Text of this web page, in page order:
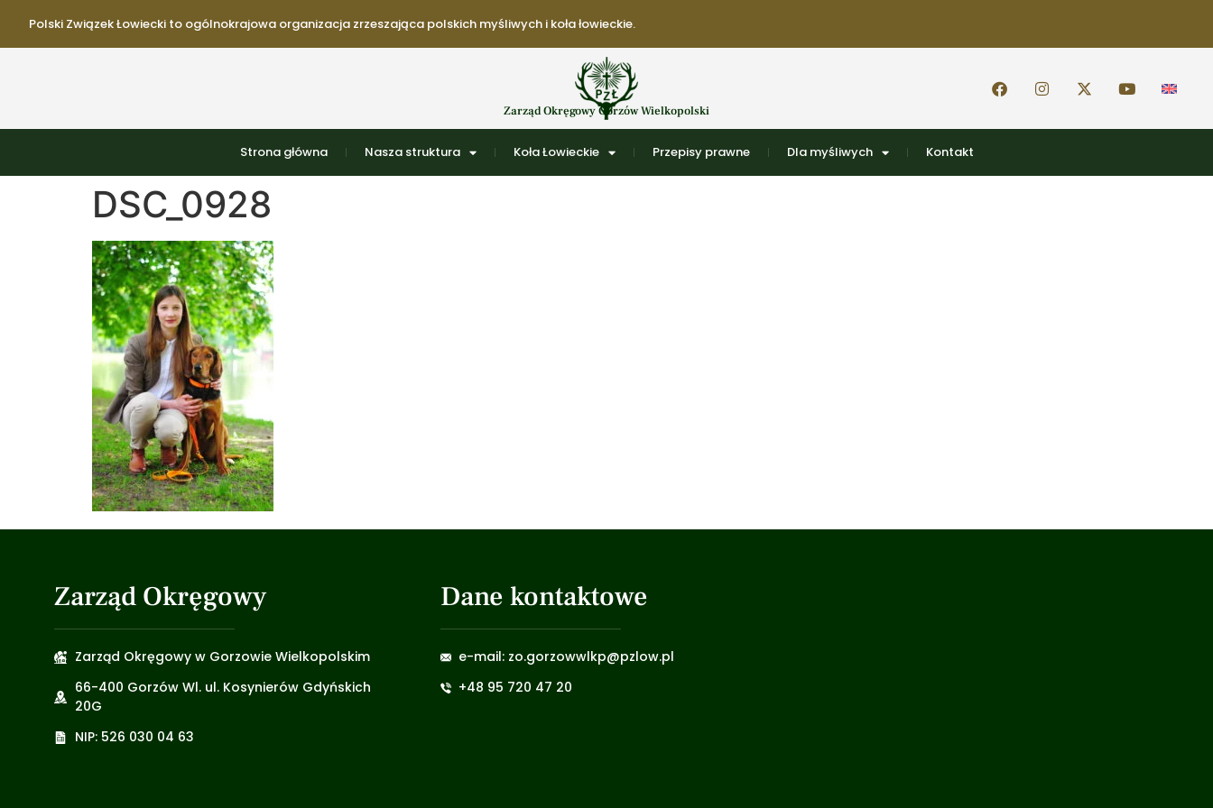
Polski Związek Łowiecki to ogólnokrajowa organizacja zrzeszająca polskich myśliwych i koła łowieckie.
Zarząd Okręgowy Gorzów Wielkopolski
Strona główna Nasza struktura Koła Łowieckie Przepisy prawne Dla myśliwych Kontakt
DSC_0928
Zarząd Okręgowy
Zarząd Okręgowy w Gorzowie Wielkopolskim
66-400 Gorzów Wl. ul. Kosynierów Gdyńskich
20G
NIP: 526 030 04 63
Dane kontaktowe
e-mail: zo.gorzowwlkp@pzlow.pl
+48 95 720 47 20